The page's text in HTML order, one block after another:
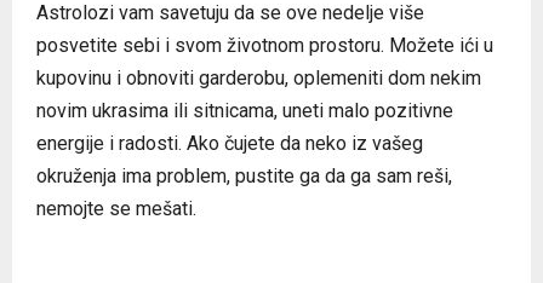
Astrolozi vam savetuju da se ove nedelje više
posvetite sebi i svom životnom prostoru. Možete ići u
kupovinu i obnoviti garderobu, oplemeniti dom nekim
novim ukrasima ili sitnicama, uneti malo pozitivne
energije i radosti. Ako čujete da neko iz vašeg
okruženja ima problem, pustite ga da ga sam reši,
nemojte se mešati.